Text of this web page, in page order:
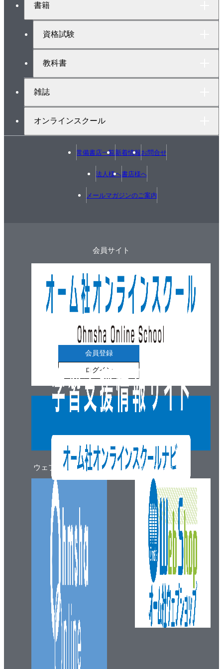
書籍
資格試験
教科書
雑誌
オンラインスクール
常備書店一覧新着情報お問合せ
法人様へ書店様へ
メールマガジンのご案内
ウェブマガジン
会員サイト
会員登録
ログイン
ウェブショップ